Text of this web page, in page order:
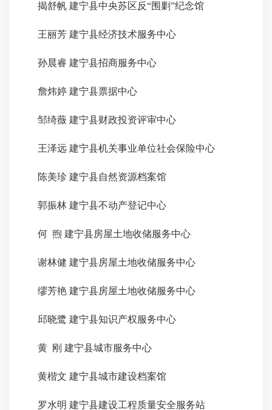
揭舒帆 建宁县中央苏区反“围剿”纪念馆
王丽芳 建宁县经济技术服务中心
孙晨睿 建宁县招商服务中心
詹炜婷 建宁县票据中心
邹绮薇 建宁县财政投资评审中心
王泽远 建宁县机关事业单位社会保险中心
陈美珍 建宁县自然资源档案馆
郭振林 建宁县不动产登记中心
何 煦 建宁县房屋土地收储服务中心
谢林健 建宁县房屋土地收储服务中心
缪芳艳 建宁县房屋土地收储服务中心
邱晓鹭 建宁县知识产权服务中心
黄 刚 建宁县城市服务中心
黄楷文 建宁县城市建设档案馆
罗水明 建宁县建设工程质量安全服务站